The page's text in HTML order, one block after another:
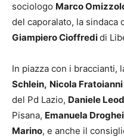
sociologo Marco
del caporalato, la sindaca
Giampiero Cioffredidi
In piazza con i braccianti,
Schlein, Nicola Fratoianni
del Pd Lazio, Daniele
Pisana, Emanuela Droghei
Marino, e anche il